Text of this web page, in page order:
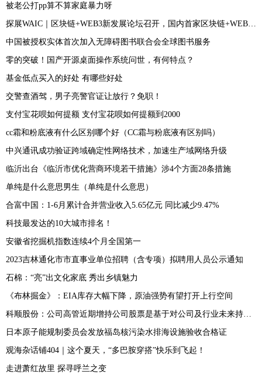
被老公打pp算不算家庭暴力呀
探展WAIC｜区块链+WEB3新发展论坛召开，国内首家区块链+WEB3创投联盟成立
中国被授权实体首次加入无障碍图书联合会全球图书服务
零的突破！国产开源桌面操作系统问世，有何特点？
基金低点买入的好处 有哪些好处
交警查酒驾，男子亮警官证让放行？免职！
支付宝花呗如何提额 支付宝花呗如何提额到2000
cc霜和粉底液有什么区别哪个好（CC霜与粉底液有区别吗）
中兴通讯成功验证跨域确定性网络技术，加速生产域网络升级
临沂出台《临沂市优化营商环境若干措施》涉4个方面28条措施
单纯是什么意思男生（单纯是什么意思）
合富中国：1-6月累计合并营业收入5.65亿元 同比减少9.47%
科技最发达的10大城市排名！
安徽省挖掘机指数连续4个月全国第一
2023吉林通化市市直事业单位招聘（含专项）拟聘用人员公示通知
石棉：“亮”出文化家底 秀出乡镇魅力
《布林掘金》：EIA库存大幅下降，原油强势有望打开上行空间
科顺股份：公司高管近期增持公司股票是基于对公司及行业未来持续稳定发展和长期投资价值的信心
日本原子能规制委员会发放福岛核污染水排海设施验收合格证
观海杂话铺404｜这个夏天，“多巴胺穿搭”快乐到飞起！
走进萧红故里 探寻呼兰之变